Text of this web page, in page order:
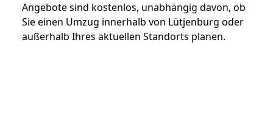
Angebote sind kostenlos, unabhängig davon, ob
Sie einen Umzug innerhalb von Lütjenburg oder
außerhalb Ihres aktuellen Standorts planen.